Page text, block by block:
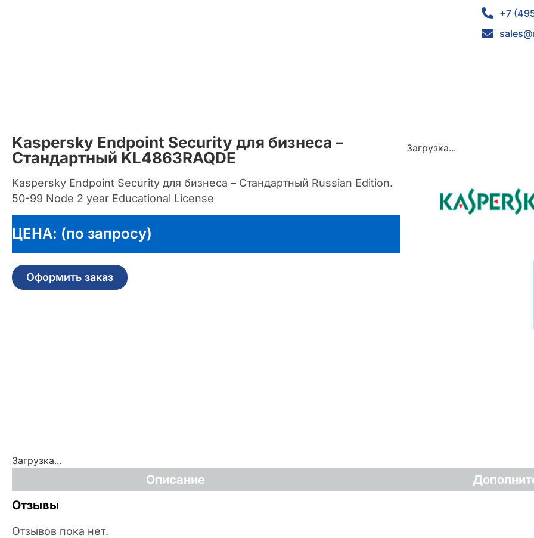
+7
Kaspersky Endpoint Security для бизнеса –
Стандартный KL4863RAQDE
Kaspersky Endpoint Security для бизнеса – Стандартный Russian Edition.
50-99 Node 2 year Educational License
ЦЕНА: (по запросу)
Оформить заказ
Загрузка...
Загрузка...
Описание
Отзывы
Отзывов пока нет.